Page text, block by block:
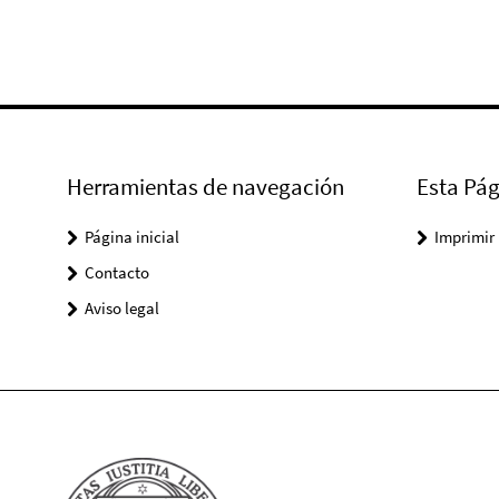
Herramientas de navegación
Página inicial
Contacto
Aviso legal
Esta
Imprimir